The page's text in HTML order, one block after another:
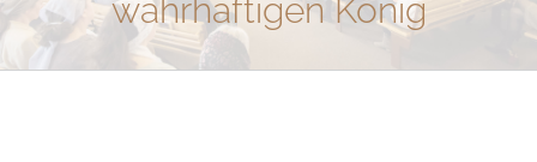
wahrhaftigen König